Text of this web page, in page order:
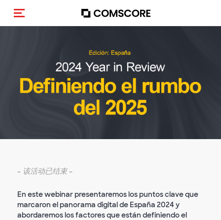
Toggle navigation
- 该活动已结束-
En este webinar presentaremos los puntos clave que
marcaron el panorama digital de España 2024 y
abordaremos los factores que están definiendo el